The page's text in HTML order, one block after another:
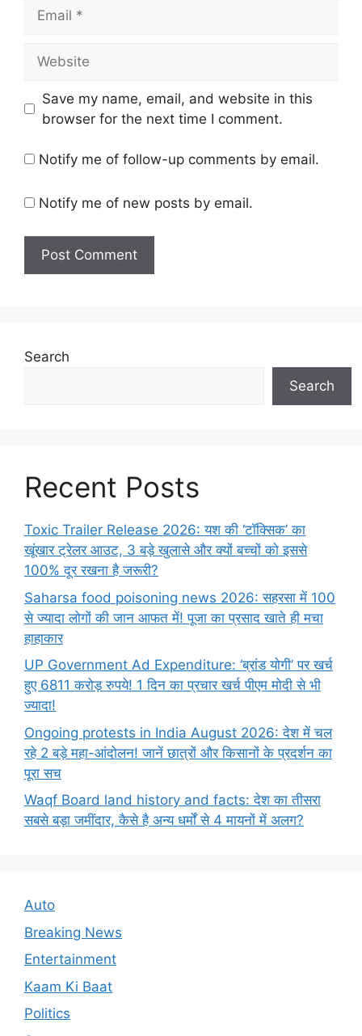
Save my name, email, and website in this
browser for the next time I comment.
Notify me of follow-up comments by email.
Notify me of new posts by email.
Search
Search
Recent Posts
Toxic Trailer Release 2026: यश की ‘टॉक्सिक’ का
खूंखार ट्रेलर आउट, 3 बड़े खुलासे और क्यों बच्चों को इससे
100% दूर रखना है जरूरी?
Saharsa food poisoning news 2026: सहरसा में 100
से ज्यादा लोगों की जान आफत में! पूजा का प्रसाद खाते ही मचा
हाहाकार
UP Government Ad Expenditure: ‘ब्रांड योगी’ पर खर्च
हुए 6811 करोड़ रुपये! 1 दिन का प्रचार खर्च पीएम मोदी से भी
ज्यादा!
Ongoing protests in India August 2026: देश में चल
रहे 2 बड़े महा-आंदोलन! जानें छात्रों और किसानों के प्रदर्शन का
पूरा सच
Waqf Board land history and facts: देश का तीसरा
सबसे बड़ा जमींदार, कैसे है अन्य धर्मों से 4 मायनों में अलग?
Auto
Breaking News
Entertainment
Kaam Ki Baat
Politics